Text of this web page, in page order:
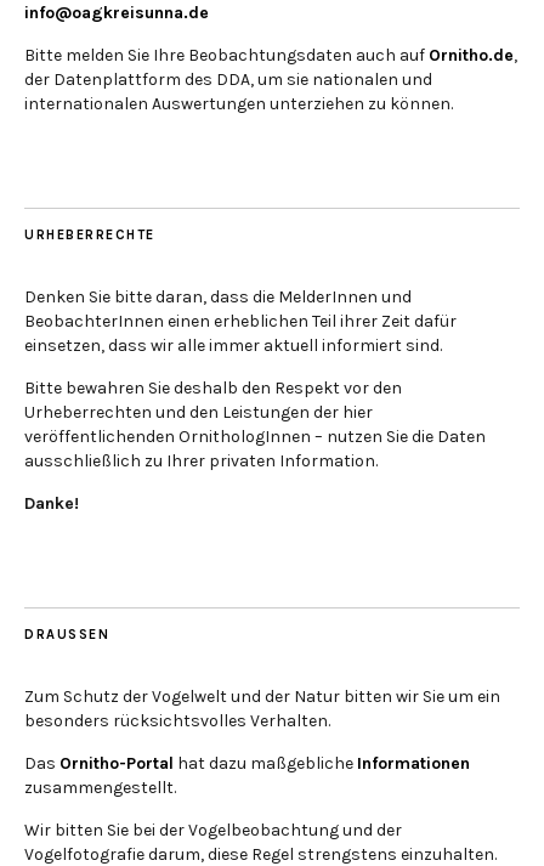
info@oagkreisunna.de
Bitte melden Sie Ihre Beobachtungsdaten auch auf Ornitho.de,
der Datenplattform des DDA, um sie nationalen und
internationalen Auswertungen unterziehen zu können.
URHEBERRECHTE
Denken Sie bitte daran, dass die MelderInnen und
BeobachterInnen einen erheblichen Teil ihrer Zeit dafür
einsetzen, dass wir alle immer aktuell informiert sind.
Bitte bewahren Sie deshalb den Respekt vor den
Urheberrechten und den Leistungen der hier
veröffentlichenden OrnithologInnen – nutzen Sie die Daten
ausschließlich zu Ihrer privaten Information.
Danke!
DRAUSSEN
Zum Schutz der Vogelwelt und der Natur bitten wir Sie um ein
besonders rücksichtsvolles Verhalten.
Das Ornitho-Portal hat dazu maßgebliche Informationen
zusammengestellt.
Wir bitten Sie bei der Vogelbeobachtung und der
Vogelfotografie darum, diese Regel strengstens einzuhalten.